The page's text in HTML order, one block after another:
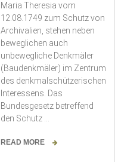
Maria Theresia vom
12.08.1749 zum Schutz von
Archivalien, stehen neben
beweglichen auch
unbewegliche Denkmäler
(Baudenkmäler) im Zentrum
des denkmalschützerischen
Interessens. Das
Bundesgesetz betreffend
den Schutz …
READ MORE